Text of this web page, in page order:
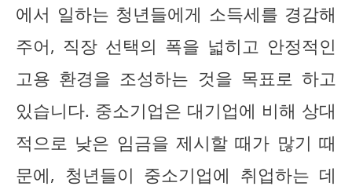
에서 일하는 청년들에게 소득세를 경감해
주어, 직장 선택의 폭을 넓히고 안정적인
고용 환경을 조성하는 것을 목표로 하고
있습니다. 중소기업은 대기업에 비해 상대
적으로 낮은 임금을 제시할 때가 많기 때
문에, 청년들이 중소기업에 취업하는 데